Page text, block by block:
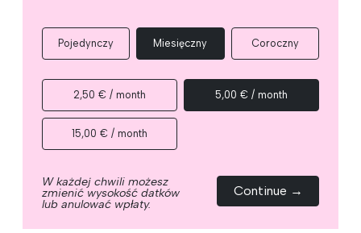
Pojedynczy Miesięczny Coroczny
2,50 € / month 5,00 € / month
15,00 € / month
W każdej chwili możesz
zmienić wysokość datków
lub anulować wpłaty.
Continue →